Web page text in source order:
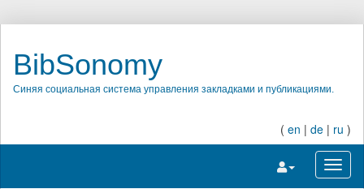
BibSonomy
Синяя социальная система управления закладками и публикациями.
( en | de | ru )
Переключить